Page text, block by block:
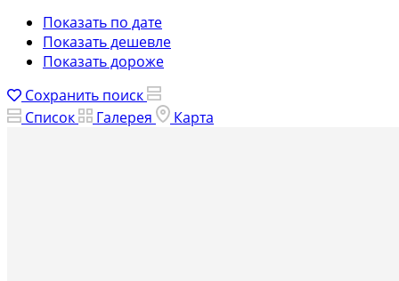
Показать по дате
Показать дешевле
Показать дороже
Сохранить поиск
Список
Галерея Карта